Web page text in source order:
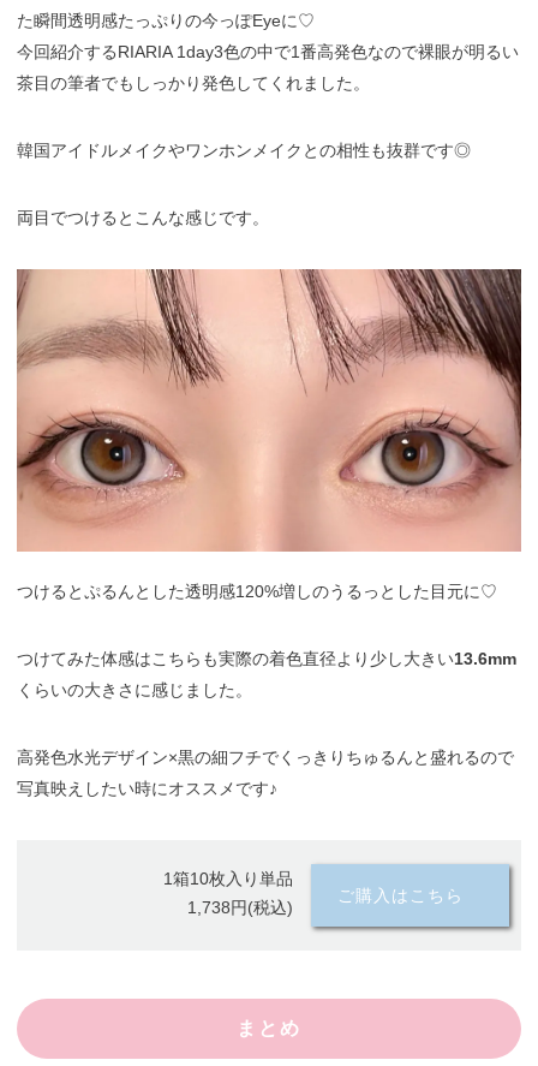
た瞬間透明感たっぷりの今っぽEyeに♡
今回紹介するRIARIA 1day3色の中で1番高発色なので裸眼が明るい
茶目の筆者でもしっかり発色してくれました。
韓国アイドルメイクやワンホンメイクとの相性も抜群です◎
両目でつけるとこんな感じです。
つけるとぷるんとした透明感120%増しのうるっとした目元に♡
つけてみた体感はこちらも実際の着色直径より少し大きい13.6mm
くらいの大きさに感じました。
高発色水光デザイン×黒の細フチでくっきりちゅるんと盛れるので
写真映えしたい時にオススメです♪
1箱10枚入り単品
1,738円(税込)
ご購入はこちら
まとめ